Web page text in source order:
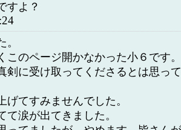
すよ？
このページ開かなかった小６です。
剣に受け取ってくださるとは思っ
げてすみませんでした。
て涙が出てきました。